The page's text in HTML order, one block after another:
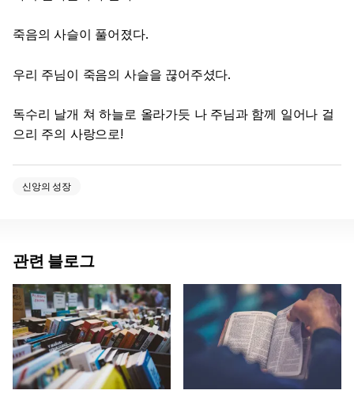
죽음의 사슬이 풀어졌다.
우리 주님이 죽음의 사슬을 끊어주셨다.
독수리 날개 쳐 하늘로 올라가듯 나 주님과 함께 일어나 걸
으리 주의 사랑으로!
신앙의 성장
관련 블로그